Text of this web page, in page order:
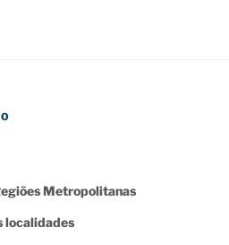
Metropolitanas
localidades